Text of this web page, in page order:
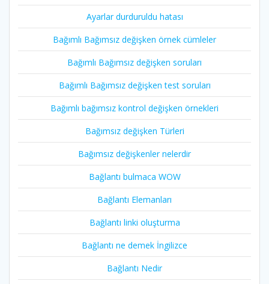
Ayarlar durduruldu hatası
Bağımlı Bağımsız değişken örnek cümleler
Bağımlı Bağımsız değişken soruları
Bağımlı Bağımsız değişken test soruları
Bağımlı bağımsız kontrol değişken örnekleri
Bağımsız değişken Türleri
Bağımsız değişkenler nelerdir
Bağlantı bulmaca WOW
Bağlantı Elemanları
Bağlantı linki oluşturma
Bağlantı ne demek İngilizce
Bağlantı Nedir